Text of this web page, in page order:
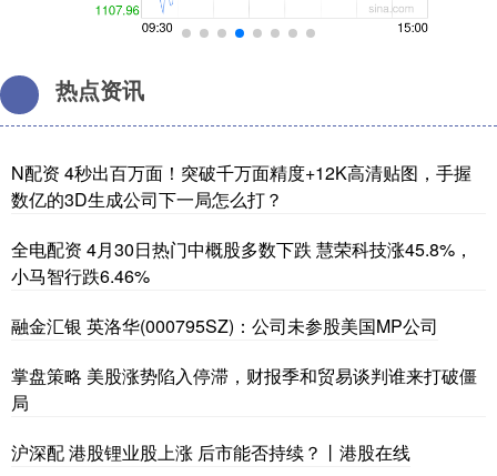
热点资讯
N配资 4秒出百万面！突破千万面精度+12K高清贴图，手握
数亿的3D生成公司下一局怎么打？
全电配资 4月30日热门中概股多数下跌 慧荣科技涨45.8%，
小马智行跌6.46%
融金汇银 英洛华(000795SZ)：公司未参股美国MP公司
掌盘策略 美股涨势陷入停滞，财报季和贸易谈判谁来打破僵
局
沪深配 港股锂业股上涨 后市能否持续？丨港股在线